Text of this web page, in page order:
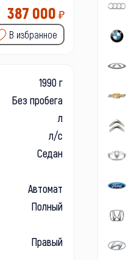
387 000 ₽
В избранное
1990 г
Без пробега
л
л/с
Седан
Автомат
Полный
Правый